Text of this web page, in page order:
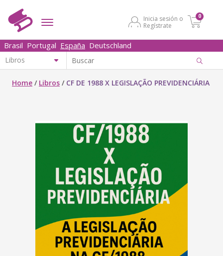
Inicia sesión o
Regístrate
0
Brasil Portugal España Deutschland
Home / Libros / CF DE 1988 X LEGISLAÇÃO PREVIDENCIÁRIA